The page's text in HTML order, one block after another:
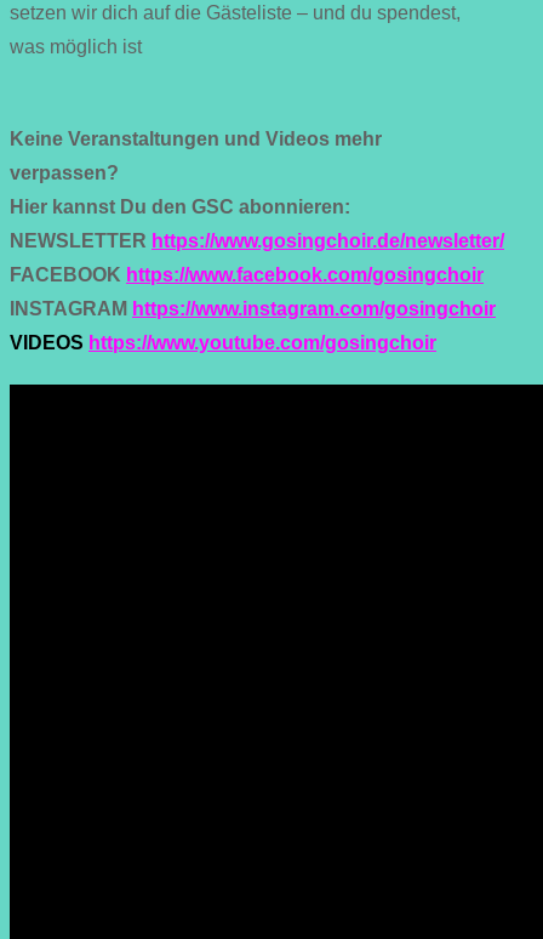
setzen wir dich auf die Gästeliste – und du spendest,
was möglich ist
Keine Veranstaltungen und Videos mehr
verpassen?
Hier kannst Du den GSC abonnieren:
NEWSLETTER https://www.gosingchoir.de/newsletter/
FACEBOOK https://www.facebook.com/gosingchoir
INSTAGRAM https://www.instagram.com/gosingchoir
VIDEOS https://www.youtube.com/gosingchoir